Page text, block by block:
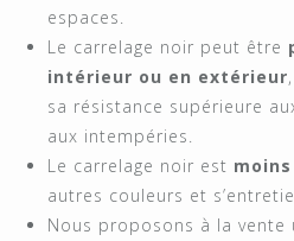
espaces.
Le carrelage noir peut être
intérieur ou en extérieur
sa résistance supérieure
aux intempéries.
Le carrelage noir est
autres couleurs et
Nous proposons à la vente